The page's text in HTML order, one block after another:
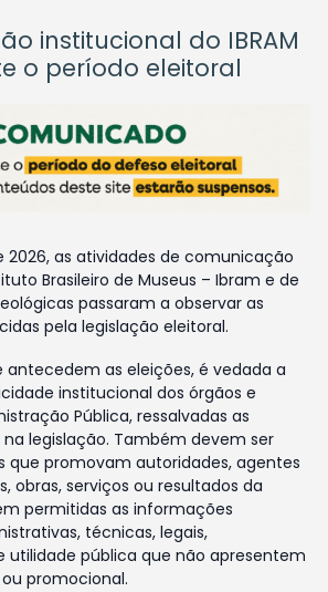
institucional do IBRAM
o período eleitoral
2026, as atividades de comunicação
Brasileiro de Museus – Ibram e de
passaram a observar as
pela legislação eleitoral.
antecedem as eleições, é vedada a
institucional dos órgãos e
Pública, ressalvadas as
legislação. Também devem ser
que promovam autoridades, agentes
obras, serviços ou resultados da
permitidas as informações
técnicas, legais,
utilidade pública que não apresentem
promocional.